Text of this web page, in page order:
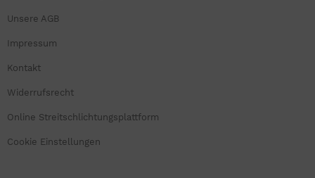
Unsere AGB
Impressum
Kontakt
Widerrufsrecht
Online Streitschlichtungsplattform
Cookie Einstellungen